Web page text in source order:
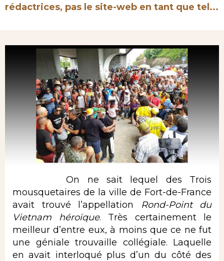
rédactrices, pas le site-web en tant que tel...
On ne sait lequel des Trois
mousquetaires de la ville de Fort-de-France
avait trouvé l’appellation
Rond-Point du
Vietnam héroïque. Très certainement le
meilleur d’entre eux, à moins que ce ne fut
une géniale trouvaille collégiale. Laquelle
en avait interloqué plus d’un du côté des